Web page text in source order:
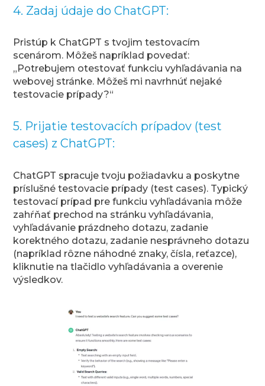
4. Zadaj údaje do ChatGPT:
Pristúp k ChatGPT s tvojim testovacím
scenárom. Môžeš napríklad povedať:
„Potrebujem otestovať funkciu vyhľadávania na
webovej stránke. Môžeš mi navrhnúť nejaké
testovacie prípady?“
5. Prijatie testovacích prípadov (test
cases) z ChatGPT:
ChatGPT spracuje tvoju požiadavku a poskytne
príslušné testovacie prípady (test cases). Typický
testovací prípad pre funkciu vyhľadávania môže
zahŕňať prechod na stránku vyhľadávania,
vyhľadávanie prázdneho dotazu, zadanie
korektného dotazu, zadanie nesprávneho dotazu
(napríklad rôzne náhodné znaky, čísla, reťazce),
kliknutie na tlačidlo vyhľadávania a overenie
výsledkov.